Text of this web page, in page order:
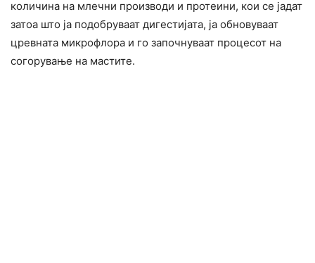
количина на млечни производи и протеини, кои се јадат
затоа што ја подобруваат дигестијата, ја обновуваат
цревната микрофлора и го започнуваат процесот на
согорување на мастите.